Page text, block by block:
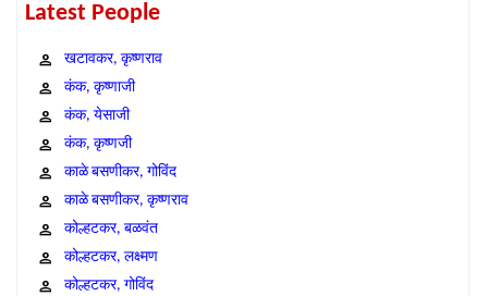
Latest People
खटावकर, कृष्णराव
कंक, कृष्णाजी
कंक, येसाजी
कंक, कृष्णजी
काळे बसणीकर, गोविंद
काळे बसणीकर, कृष्णराव
कोल्हटकर, बळवंत
कोल्हटकर, लक्ष्मण
कोल्हटकर, गोविंद